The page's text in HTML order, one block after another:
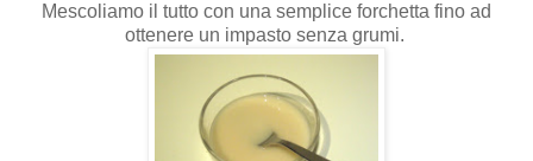
Mescoliamo il tutto con una semplice forchetta fino ad
ottenere un impasto senza grumi.